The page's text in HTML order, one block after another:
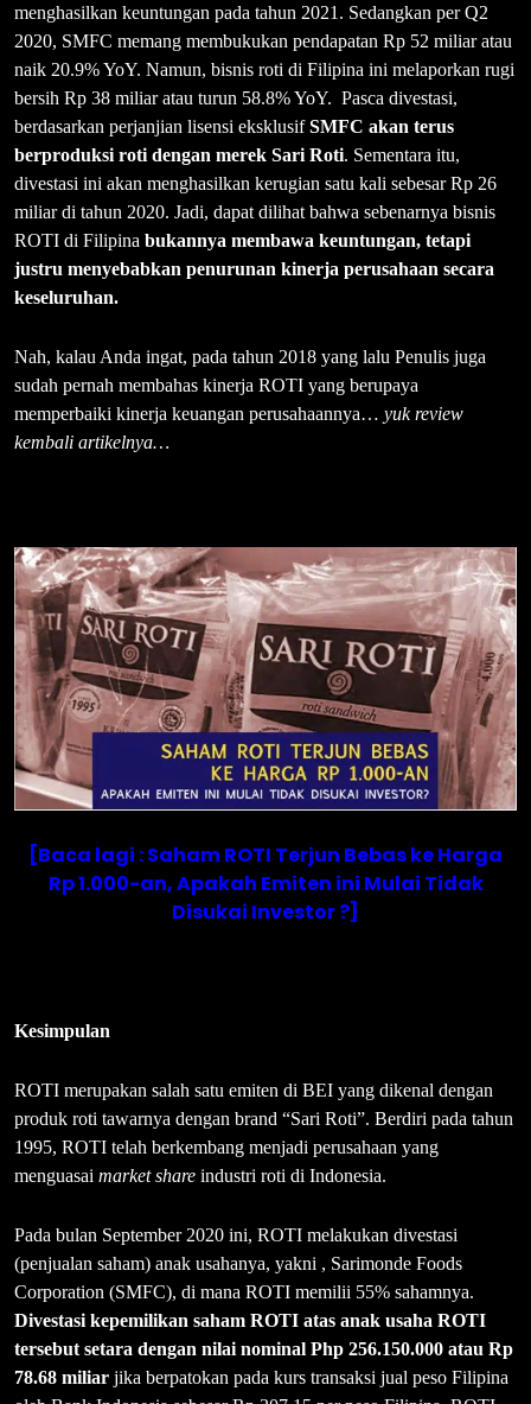
menghasilkan keuntungan pada tahun 2021. Sedangkan per Q2
2020, SMFC memang membukukan pendapatan Rp 52 miliar atau
naik 20.9% YoY. Namun, bisnis roti di Filipina ini melaporkan rugi
bersih Rp 38 miliar atau turun 58.8% YoY. Pasca divestasi,
berdasarkan perjanjian lisensi eksklusifSMFC akan terus
berproduksi roti dengan merek Sari Roti. Sementara itu,
divestasi ini akan menghasilkan kerugian satu kali sebesar Rp 26
miliar di tahun 2020. Jadi, dapat dilihat bahwa sebenarnya bisnis
ROTI di Filipina bukannya membawa keuntungan, tetapi
justru menyebabkan penurunan kinerja perusahaan secara
keseluruhan.
Nah, kalau Anda ingat, pada tahun 2018 yang lalu Penulis juga
sudah pernah membahas kinerja ROTI yang berupaya
memperbaiki kinerja keuangan perusahaannya… yuk review
kembali artikelnya…
[Baca lagi : Saham ROTI Terjun Bebas ke Harga
Rp 1.000-an, Apakah Emiten ini Mulai Tidak
Disukai Investor ?]
Kesimpulan
ROTI merupakan salah satu emiten di BEI yang dikenal dengan
produk roti tawarnya dengan brand “Sari Roti”. Berdiri pada tahun
1995, ROTI telah berkembang menjadi perusahaan yang
menguasai market share industri roti di Indonesia.
Pada bulan September 2020 ini, ROTI melakukan divestasi
(penjualan saham) anak usahanya, yakni , Sarimonde Foods
Corporation (SMFC), di mana ROTI memilii 55% sahamnya.
Divestasi kepemilikan saham ROTI atas anak usaha ROTI
tersebut setara dengan nilai nominal Php 256.150.000 atau Rp
78.68 miliar jika berpatokan pada kurs transaksi jual peso Filipina